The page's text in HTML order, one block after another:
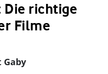
Die richtige
Filme
Gaby